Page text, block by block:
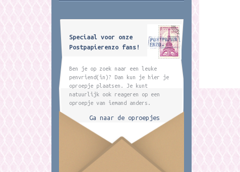
Speciaal voor onze
Postpapierenzo fans!
Ben je op zoek naar een leuke
penvriend(in)? Dan kun je hier je
oproepje plaatsen. Je kunt
natuurlijk ook reageren op een
oproepje van iemand anders.
Ga naar de oproepjes